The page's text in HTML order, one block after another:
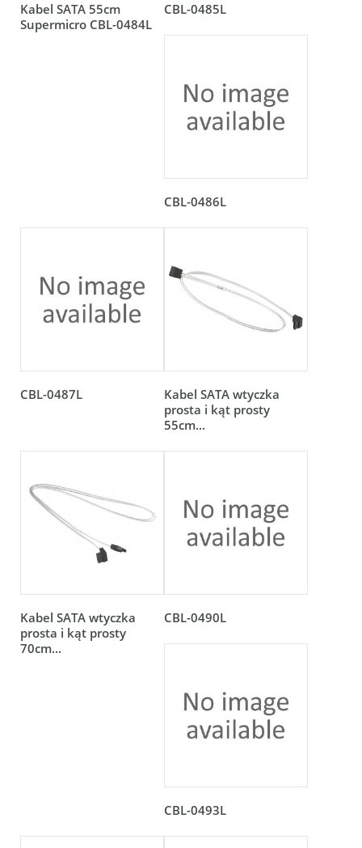
Kabel SATA 55cm
Supermicro CBL-0484L
CBL-0485L
CBL-0486L
CBL-0487L
Kabel SATA wtyczka
prosta i kąt prosty
55cm...
Kabel SATA wtyczka
prosta i kąt prosty
70cm...
CBL-0490L
CBL-0493L